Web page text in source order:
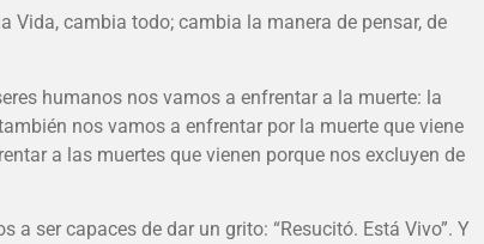
Vida, cambia todo; cambia la manera de pensar, de
humanos nos vamos a enfrentar a la muerte: la
nos vamos a enfrentar por la muerte que viene
a las muertes que vienen porque nos excluyen de
ser capaces de dar un grito: “Resucitó. Está Vivo”. Y